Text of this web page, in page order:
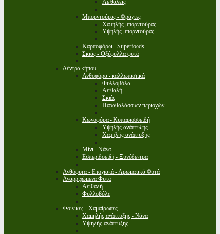
Αειθαλείς
Μπορντούρας - Φράχτες
Χαμηλής μπορντούρας
Υψηλής μπορντούρας
Καρποφόροι - Superfoods
Σκιάς - Οξύφυλλα φυτά
Δέντρα κήπου
Ανθοφόρα - καλλωπιστικά
Φυλλοβόλα
Αειθαλή
Σκιάς
Παραθαλάσσιων περιοχών
Κωνοφόρα - Κυπαρισσοειδή
Υψηλής ανάπτυξης
Χαμηλής ανάπτυξης
Μίνι - Νάνα
Εσπεριδοειδή - Ξυνόδεντρα
Ανθόφυτα - Εποχιακά - Αρωματικά Φυτά
Αναρριχώμενα Φυτά
Αειθαλή
Φυλλοβόλα
Φοίνικες - Χαμαίρωπες
Χαμηλής ανάπτυξης - Νάνα
Υψηλής ανάπτυξης